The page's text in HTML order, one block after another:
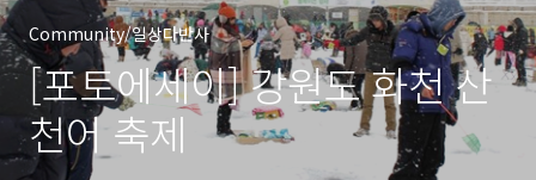
Community/일상다반사
[포토에세이] 강원도 화천 산
천어 축제